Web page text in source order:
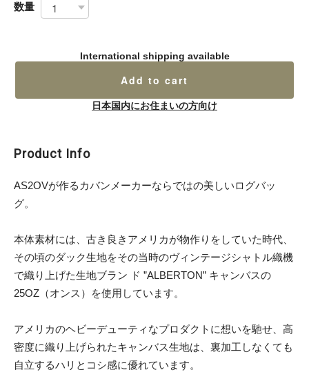
数量
International shipping available
Add to cart
日本国内にお住まいの方向け
Product Info
AS2OVが作るカバンメーカーならではの美しいログバッ
グ。
本体素材には、古き良きアメリカが物作りをしていた時代、
その頃のダック生地をその当時のヴィンテージシャトル織機
で織り上げた生地ブラン ド ”ALBERTON” キャンバスの
25OZ（オンス）を使用しています。
アメリカのヘビーデューティなプロダクトに想いを馳せ、高
密度に織り上げられたキャンバス生地は、裏加工しなくても
自立するハリとコシ感に優れています。